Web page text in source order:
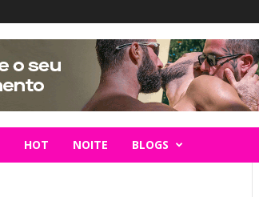
HOT NOITE BLOGS